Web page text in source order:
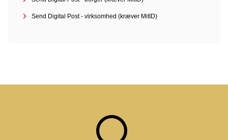
Send Digital Post - virksomhed (kræver MitID)